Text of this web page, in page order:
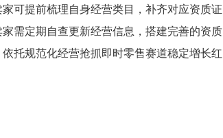
可提前梳理自身经营类目，补齐对应资质证
需定期自查更新经营信息，搭建完善的资质
托规范化经营抢抓即时零售赛道稳定增长红